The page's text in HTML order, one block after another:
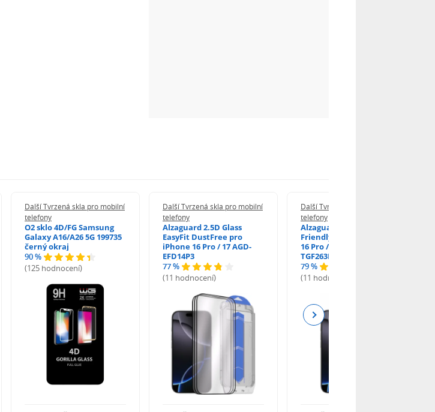
Další Tvrzená skla pro mobilní
telefony
O2 sklo 4D/FG Samsung
Galaxy A16/A26 5G 199735
černý okraj
90 %
(125 hodnocení)
Další Tvrzená skla pro mobilní
telefony
Alzaguard 2.5D Glass
EasyFit DustFree pro
iPhone 16 Pro / 17 AGD-
EFD14P3
77 %
(11 hodnocení)
Další Tvrzená skla pro mobilní
telefony
Alzaguard 2.5D Case
Friendly Glass pro iPhone
16 Pro / 17 / 17 Pro AGD-
TGF263P2
79 %
(11 hodnocení)
Next